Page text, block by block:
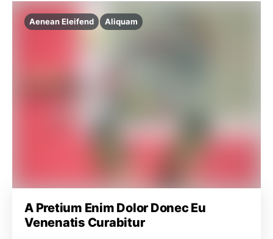
Aenean Eleifend Aliquam
A Pretium Enim Dolor Donec Eu
Venenatis Curabitur